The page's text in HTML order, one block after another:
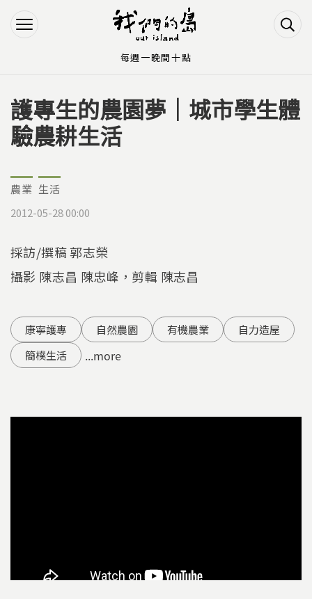
Jump to Navigation
Jump to Main content
您在這裡
護專生的農園夢｜城市學生體
驗農耕生活
農業 生活
2012-05-28 00:00
採訪/撰稿 郭志榮
攝影 陳志昌 陳忠峰，剪輯 陳志昌
康寧護專 自然農園 有機農業
自力造屋
簡樸生活
...more
每週一晚間十點